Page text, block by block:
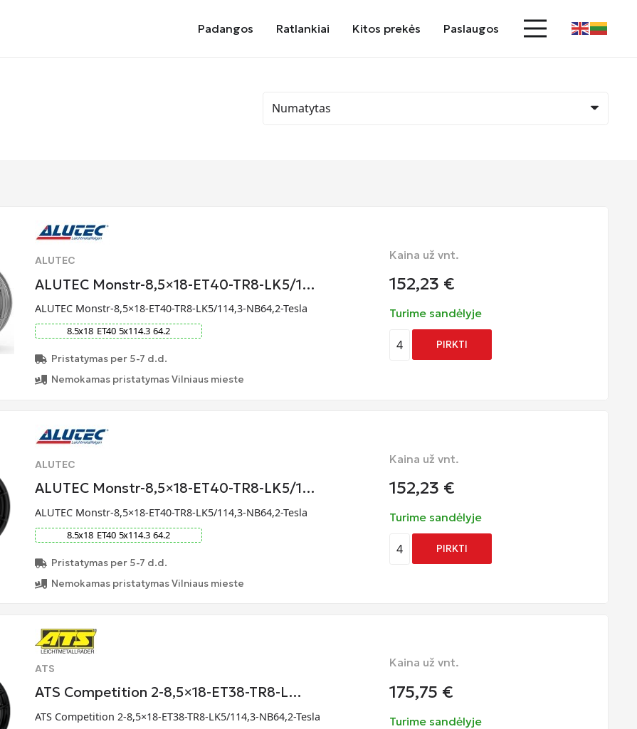
Padangos Ratlankiai Kitos prekės Paslaugos
ALUTEC
ALUTEC Monstr-8,5×18-ET40-TR8-LK5/1…
ALUTEC Monstr-8,5×18-ET40-TR8-LK5/114,3-NB64,2-Tesla
8.5x18 ET40 5x114.3 64.2
Pristatymas per 5-7 d.d.
Nemokamas pristatymas Vilniaus mieste
Kaina už vnt.
152,23 €
Turime sandėlyje
4 PIRKTI
ALUTEC
ALUTEC Monstr-8,5×18-ET40-TR8-LK5/1…
ALUTEC Monstr-8,5×18-ET40-TR8-LK5/114,3-NB64,2-Tesla
8.5x18 ET40 5x114.3 64.2
Pristatymas per 5-7 d.d.
Nemokamas pristatymas Vilniaus mieste
Kaina už vnt.
152,23 €
Turime sandėlyje
4 PIRKTI
ATS
ATS Competition 2-8,5×18-ET38-TR8-L…
ATS Competition 2-8,5×18-ET38-TR8-LK5/114,3-NB64,2-Tesla
Kaina už vnt.
175,75 €
Turime sandėlyje